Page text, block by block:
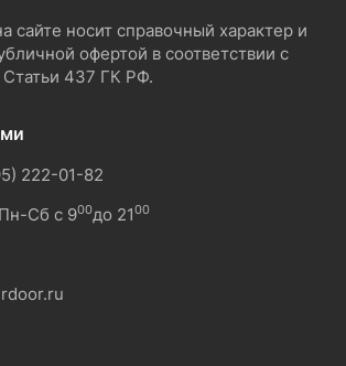
сайте носит справочный характер и
офертой в соответствии с
437 ГК РФ.
222-01-82
Сб с 900до 2100